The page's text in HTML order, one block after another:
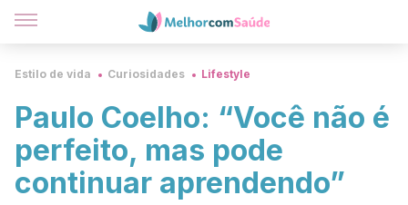
Estilo de vida Curiosidades Lifestyle
Paulo Coelho: “Você não é
perfeito, mas pode
continuar aprendendo”